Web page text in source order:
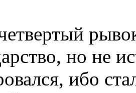
но не
ибо